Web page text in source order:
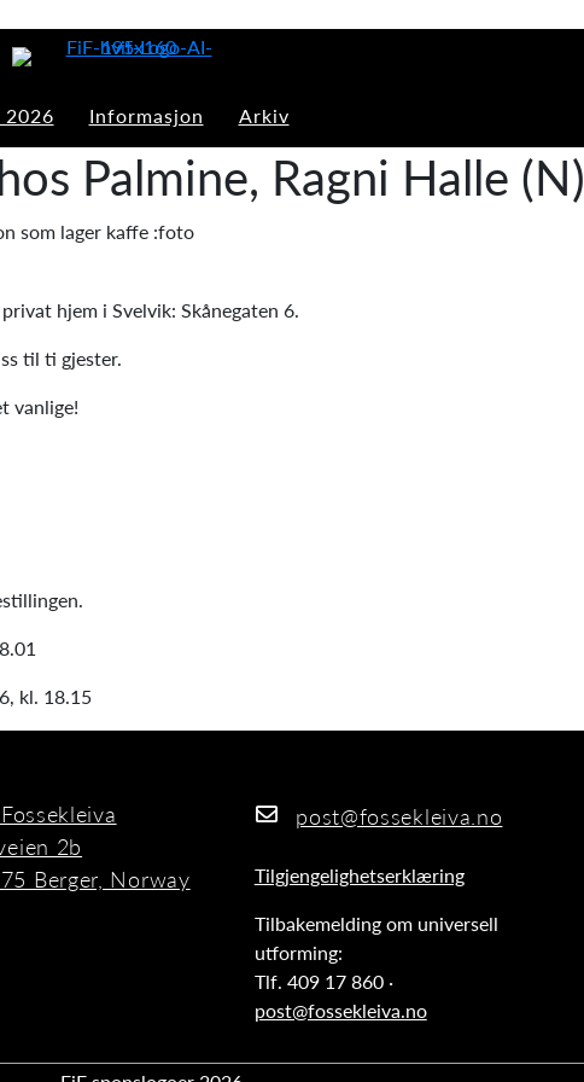
2026 Informasjon Arkiv
Palmine, Ragni Halle (N)
hjem i Svelvik: Skånegaten 6.
til ti gjester.
vanlige!
kl. 18.15
2b
Berger, Norway
post@fossekleiva.no
Tilgjengelighetserklæring
Tilbakemelding om universell
utforming:
Tlf. 409 17 860 ·
post@fossekleiva.no